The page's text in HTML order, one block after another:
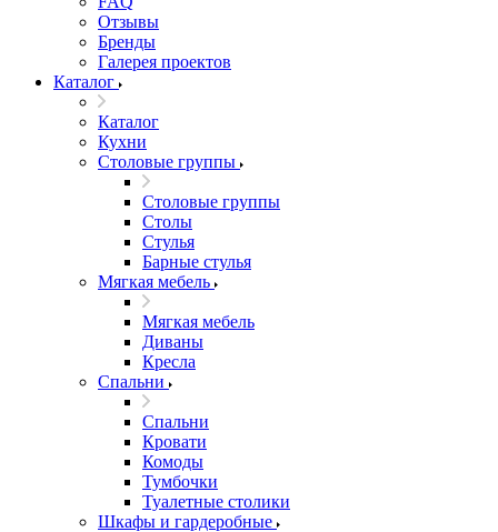
Отзывы
Бренды
Галерея проектов
Каталог
Каталог
Кухни
Столовые группы
Столовые группы
Столы
Стулья
Барные стулья
Мягкая мебель
Мягкая мебель
Диваны
Кресла
Спальни
Спальни
Кровати
Комоды
Тумбочки
Туалетные столики
Шкафы и гардеробные